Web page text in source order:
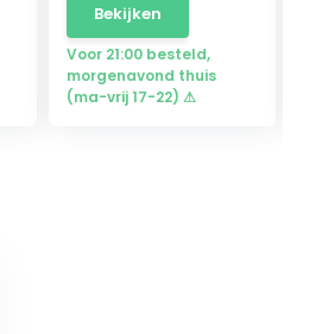
Bekijken
Voor 21:00 besteld,
morgenavond thuis
(ma-vrij 17-22) ⚠